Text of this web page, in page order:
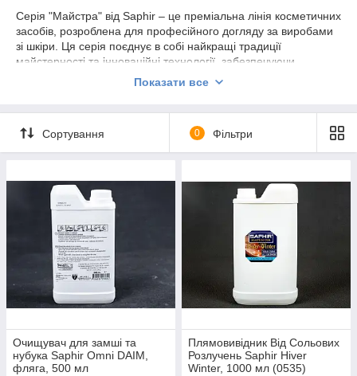
Серія "Майстра" від Saphir – це преміальна лінія косметичних
засобів, розроблена для професійного догляду за виробами
зі шкіри. Ця серія поєднує в собі найкращі традиції
майстерності та інноваційні технології, забезпечуючи
неперевершений результат і збереження натуральної краси
Серія "Майстра" від Saphir – це втілення вишуканості та
досконалості в догляді за шкіряними виробами. Обираючи
цю серію, ви забезпечуєте своїм улюбленим речам тривалий
Показати все
Сортування 0 Фільтри
Очищувач для замші та
нубука Saphir Omni DAIM,
фляга, 500 мл
Плямовивідник Від Сольових
Розлучень Saphir Hiver
Winter, 1000 мл (0535)